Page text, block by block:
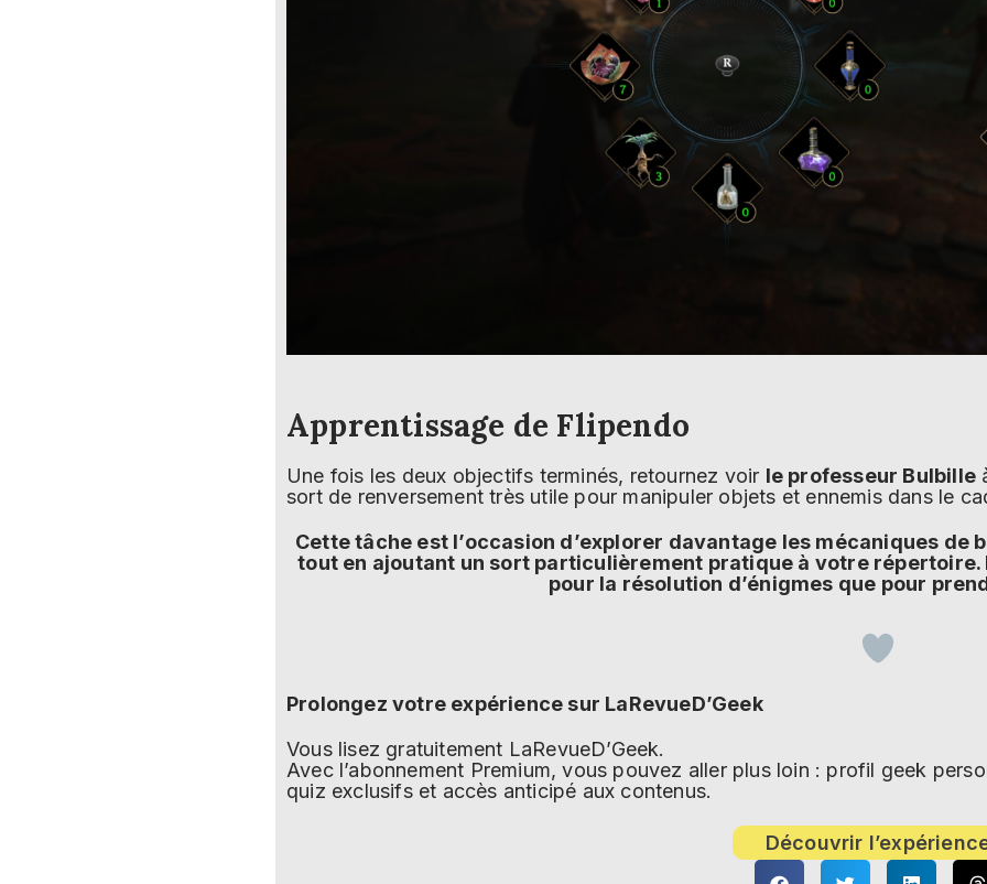
Apprentissage de Flipendo
Une fois les deux objectifs terminés, retournez voir le professeur Bulbille
sort de renversement très utile pour manipuler objets et ennemis dans le
Cette tâche est l’occasion d’explorer davantage les mécaniques de
tout en ajoutant un sort particulièrement pratique à votre
pour la résolution d’énigmes que pour
Prolongez votre expérience sur LaRevueD’Geek
Vous lisez gratuitement LaRevueD’Geek.
Avec l’abonnement Premium, vous pouvez aller plus loin : profil geek
quiz exclusifs et accès anticipé aux contenus.
Découvrir